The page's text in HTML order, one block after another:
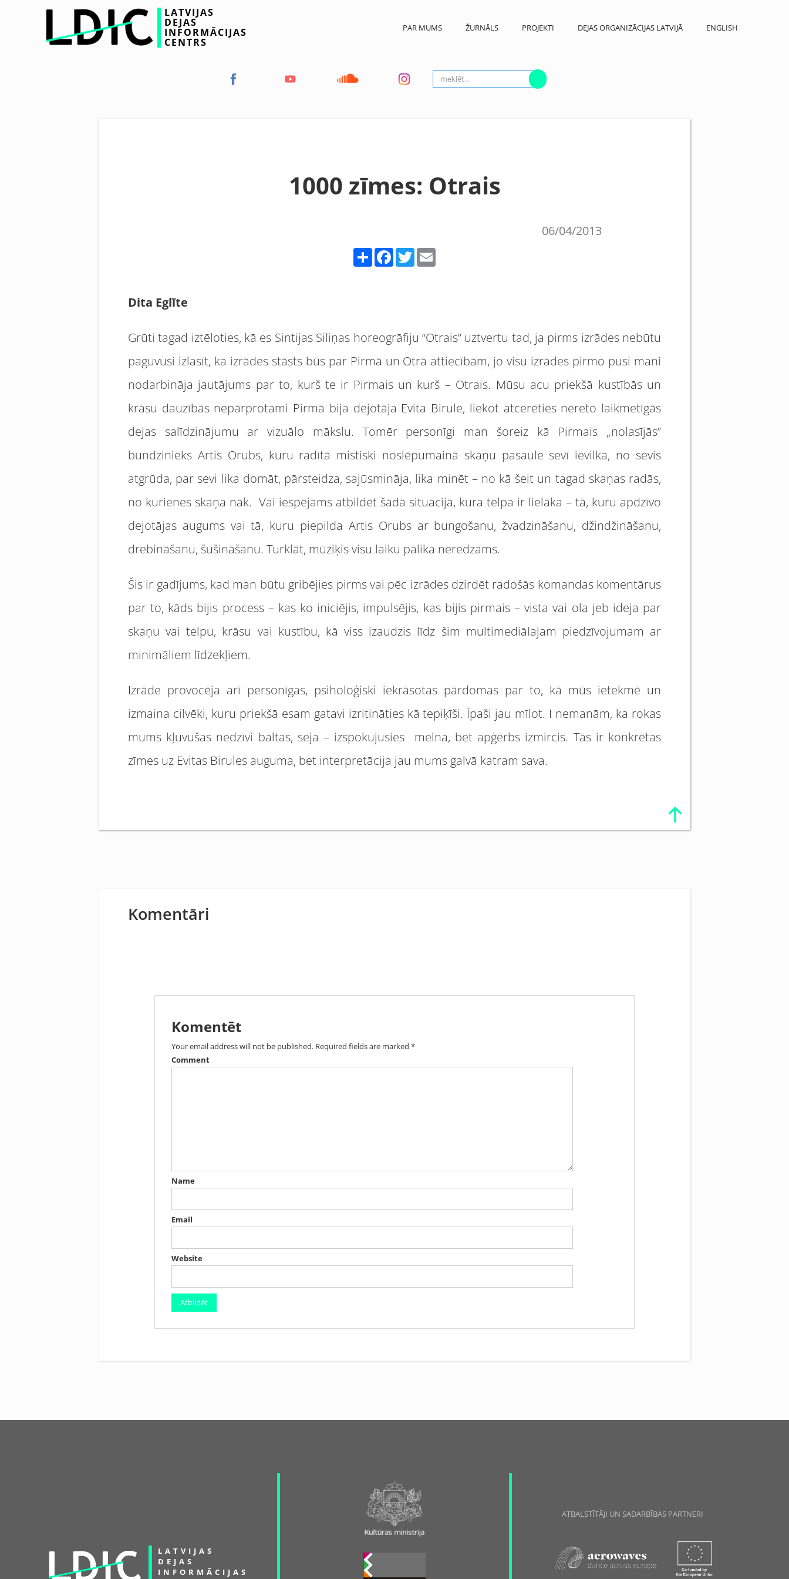
LATVIJAS
DEJAS
INFORMĀCIJAS
CENTRS
PAR MUMS ŽURNĀLS PROJEKTI DEJAS ORGANIZĀCIJAS LATVIJĀ ENGLISH
1000 zīmes: Otrais
06/04/2013
Share FacebookTwitter
Dita Eglīte
Grūti tagad iztēloties, kā es Sintijas Siliņas horeogrāfiju “Otrais” uztvertu tad, ja pirms izrādes nebūtu
paguvusi izlasīt, ka izrādes stāsts būs par Pirmā un Otrā attiecībām, jo visu izrādes pirmo pusi mani
nodarbināja jautājums par to, kurš te ir Pirmais un kurš – Otrais. Mūsu acu priekšā kustībās un
krāsu dauzībās nepārprotami Pirmā bija dejotāja Evita Birule, liekot atcerēties nereto laikmetīgās
dejas salīdzinājumu ar vizuālo mākslu. Tomēr personīgi man šoreiz kā Pirmais „nolasījās”
bundzinieks Artis Orubs, kuru radītā mistiski noslēpumainā skaņu pasaule sevī ievilka, no sevis
atgrūda, par sevi lika domāt, pārsteidza, sajūsmināja, lika minēt – no kā šeit un tagad skaņas radās,
no kurienes skaņa nāk. Vai iespējams atbildēt šādā situācijā, kura telpa ir lielāka – tā, kuru apdzīvo
dejotājas augums vai tā, kuru piepilda Artis Orubs ar bungošanu, žvadzināšanu, džindžināšanu,
drebināšanu, šušināšanu. Turklāt, mūziķis visu laiku palika neredzams.
Šis ir gadījums, kad man būtu gribējies pirms vai pēc izrādes dzirdēt radošās komandas komentārus
par to, kāds bijis process – kas ko iniciējis, impulsējis, kas bijis pirmais – vista vai ola jeb ideja par
skaņu vai telpu, krāsu vai kustību, kā viss izaudzis līdz šim multimediālajam piedzīvojumam ar
minimāliem līdzekļiem.
Izrāde provocēja arī personīgas, psiholoģiski iekrāsotas pārdomas par to, kā mūs ietekmē un
izmaina cilvēki, kuru priekšā esam gatavi izritināties kā tepiķīši. Īpaši jau mīlot. I nemanām, ka rokas
mums kļuvušas nedzīvi baltas, seja – izspokujusies melna, bet apģērbs izmircis. Tās ir konkrētas
zīmes uz Evitas Birules auguma, bet interpretācija jau mums galvā katram sava.
Komentāri
Komentēt
Your email address will not be published. Required fields are marked *
Comment
Name
Email
Website
LATVIJAS
DEJAS
INFORMĀCIJAS
ATBALSTĪTĀJI UN SADARBĪBAS PARTNERI